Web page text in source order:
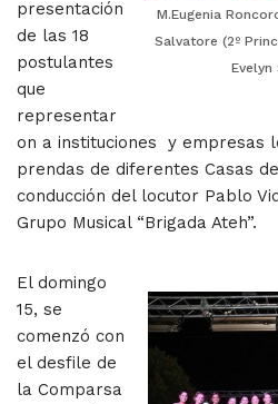
M.Eugenia
Salvatore (2º
Evelyn
presentación
de las 18
postulantes
que
representar
on a instituciones y empresas
prendas de diferentes Casas
conducción del locutor Pablo
Grupo Musical “Brigada Ateh”.
El domingo
15, se
comenzó con
el desfile de
la Comparsa